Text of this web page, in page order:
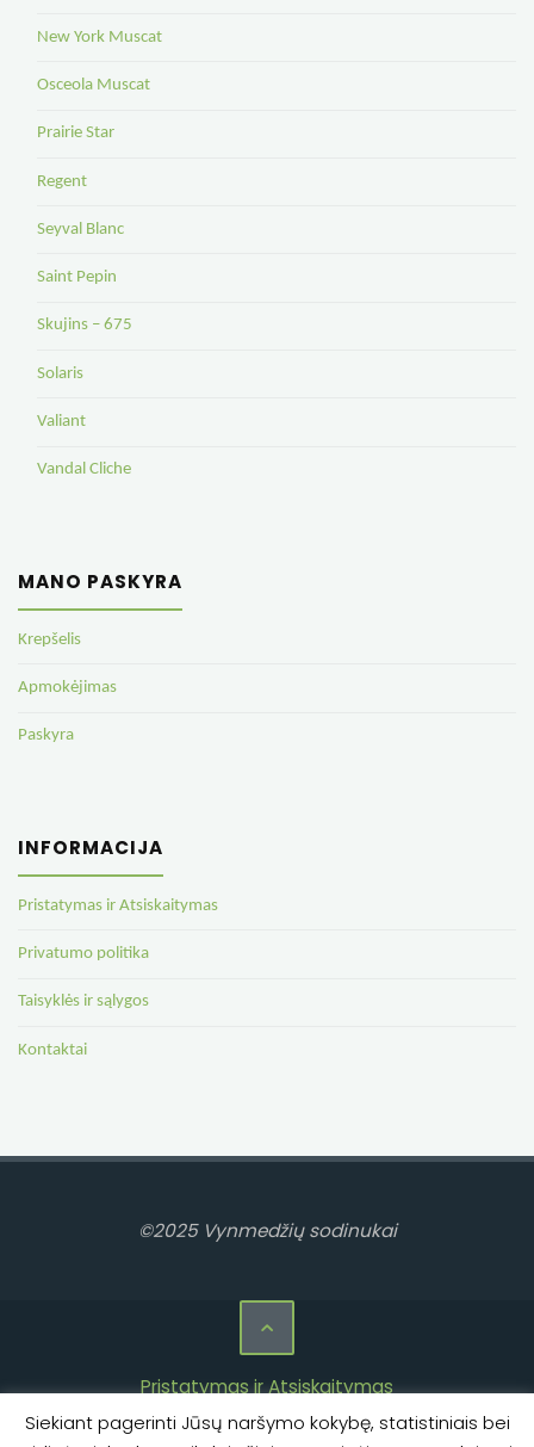
New York Muscat
Osceola Muscat
Prairie Star
Regent
Seyval Blanc
Saint Pepin
Skujins – 675
Solaris
Valiant
Vandal Cliche
MANO PASKYRA
Krepšelis
Apmokėjimas
Paskyra
INFORMACIJA
Pristatymas ir Atsiskaitymas
Privatumo politika
Taisyklės ir sąlygos
Kontaktai
©2025 Vynmedžių sodinukai
Pristatymas ir Atsiskaitymas
Privatumo politika
Siekiant pagerinti Jūsų naršymo kokybę, statistiniais bei